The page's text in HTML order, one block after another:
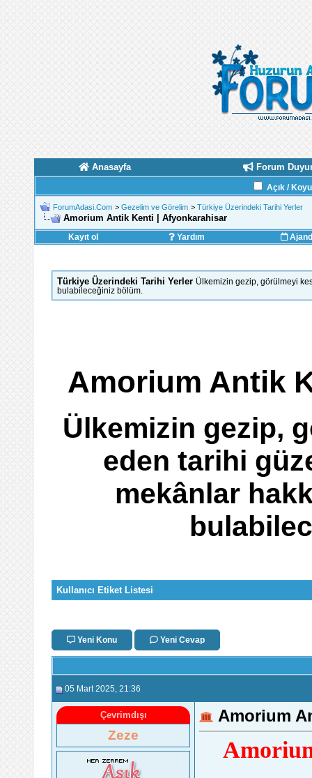
Anasayfa Forum
Açık /
ForumAdasi.Com > Gezelim ve Görelim > Türkiye Üzerindeki Tarihi Yerler
Amorium Antik Kenti | Afyonkarahisar
Kayıt ol Yardım
Türkiye Üzerindeki Tarihi Yerler Ülkemizin gezip, görülmeyi
bulabileceğiniz bölüm.
Amorium Antik
Ülkemizin gezip,
eden tarihi
mekânlar
Kullanıcı Etiket Listesi
Yeni Konu Yeni Cevap
05 Mart 2025 , 21:36
Çevrimdışı
Zeze
Amorium